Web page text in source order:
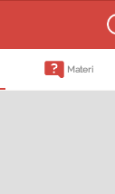
Materi